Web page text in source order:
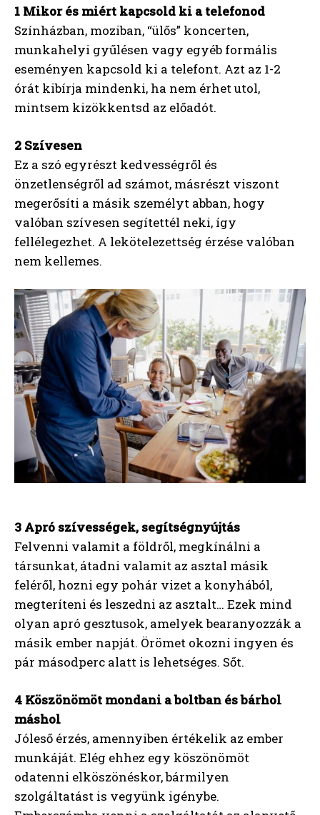
1 Mikor és miért kapcsold ki a telefonod
Színházban, moziban, “ülős” koncerten,
munkahelyi gyűlésen vagy egyéb formális
eseményen kapcsold ki a telefont. Azt az 1-2
órát kibírja mindenki, ha nem érhet utol,
mintsem kizökkentsd az előadót.
2 Szívesen
Ez a szó egyrészt kedvességről és
önzetlenségről ad számot, másrészt viszont
megerősíti a másik személyt abban, hogy
valóban szívesen segítettél neki, így
fellélegezhet. A lekötelezettség érzése valóban
nem kellemes.
3 Apró szívességek, segítségnyújtás
Felvenni valamit a földről, megkínálni a
társunkat, átadni valamit az asztal másik
feléről, hozni egy pohár vizet a konyhából,
megteríteni és leszedni az asztalt… Ezek mind
olyan apró gesztusok, amelyek bearanyozzák a
másik ember napját. Örömet okozni ingyen és
pár másodperc alatt is lehetséges. Sőt.
4 Köszönömöt mondani a boltban és bárhol
máshol
Jóleső érzés, amennyiben értékelik az ember
munkáját. Elég ehhez egy köszönömöt
odatenni elköszönéskor, bármilyen
szolgáltatást is vegyünk igénybe.